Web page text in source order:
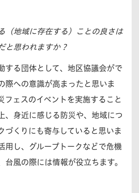
（地域に存在する）ことの良さは
と思われますか？
する団体として、地区協議会がで
際への意識が高まったと思いま
フェスのイベントを実施すること
、身近に感じる防災や、地域につ
づくりにも寄与していると思いま
用し、グループトークなどで危機
台風の際には情報が役立ちます。